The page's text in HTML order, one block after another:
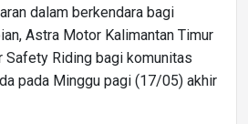
dalam berkendara bagi
Astra Motor Kalimantan Timur
Safety Riding bagi komunitas
pada Minggu pagi (17/05) akhir